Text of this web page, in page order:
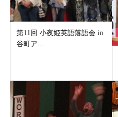
第11回 小夜姫英語落語会 in
谷町ア...